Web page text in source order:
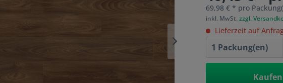
69,98 € * pro
inkl. MwSt.zzgl.
Lieferzeit auf